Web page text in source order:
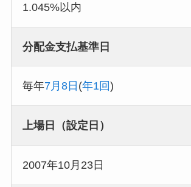
1.045%以内
分配金支払基準日
毎年7月8日 (年1回)
上場日（設定日）
2007年10月23日